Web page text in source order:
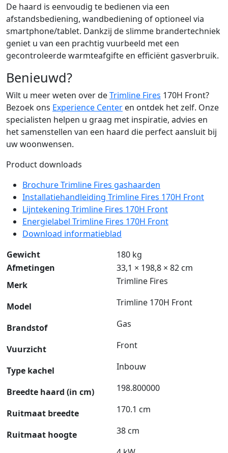
De haard is eenvoudig te bedienen via een
afstandsbediening, wandbediening of optioneel via
smartphone/tablet. Dankzij de slimme brandertechniek
geniet u van een prachtig vuurbeeld met een
gecontroleerde warmteafgifte en efficiënt gasverbruik.
Benieuwd?
Wilt u meer weten over deTrimline Fires 170H Front?
Bezoek ons Experience Center en ontdek het zelf. Onze
specialisten helpen u graag met inspiratie, advies en
het samenstellen van een haard die perfect aansluit bij
uw woonwensen.
Product downloads
Brochure Trimline Fires gashaarden
Installatiehandleiding Trimline Fires 170H Front
Lijntekening Trimline Fires 170H Front
Energielabel Trimline Fires 170H Front
Download informatieblad
Gewicht
180 kg
Afmetingen
33,1 × 198,8 × 82 cm
Merk
Trimline Fires
Model Trimline 170H Front
Brandstof Gas
Vuurzicht Front
Type kachel Inbouw
Breedte haard (in cm) 198.800000
Ruitmaat breedte 170.1 cm
Ruitmaat hoogte 38 cm